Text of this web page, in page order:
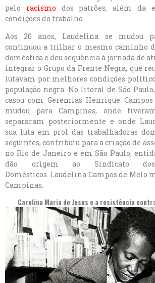
pelo racismo dos patrões, além da
condições do trabalho.
Aos 20 anos, Laudelina se mudou
continuou a trilhar o mesmo caminho
doméstica e deu sequência à jornada de
integrar o Grupo da Frente Negra, que
lutavam por melhores condições
população negra. No litoral de São
casou com Geremias Henrique
mudou para Campinas, onde
separaram posteriormente e onde
sua luta em prol das trabalhadoras
seguintes, contribuiu para a criação de
no Rio de Janeiro e em São Paulo,
dão origem ao Sindicato dos
Domésticos. Laudelina Campos de Melo
Campinas.
Carolina Maria de Jesus e a resistência